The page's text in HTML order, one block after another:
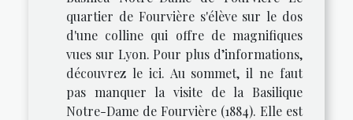
quartier de Fourvière s'élève sur le dos
d'une colline qui offre de magnifiques
vues sur Lyon. Pour plus d’informations,
découvrez le ici. Au sommet, il ne faut
pas manquer la visite de la Basilique
Notre-Dame de Fourvière (1884). Elle est